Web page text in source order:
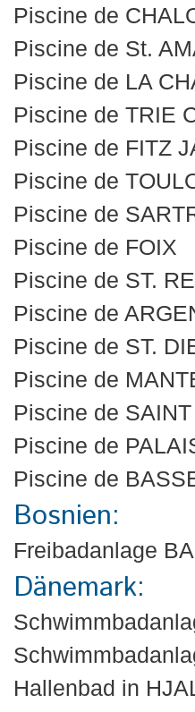
Piscine de
Piscine de St.
Piscine de LA
Piscine de TRIE
Piscine de FITZ
Piscine de
Piscine de
Piscine de FOIX
Piscine de ST.
Piscine de
Piscine de ST.
Piscine de
Piscine de
Piscine de
Piscine de
Bosnien:
Freibadanlage
Dänemark:
Hallenbad in